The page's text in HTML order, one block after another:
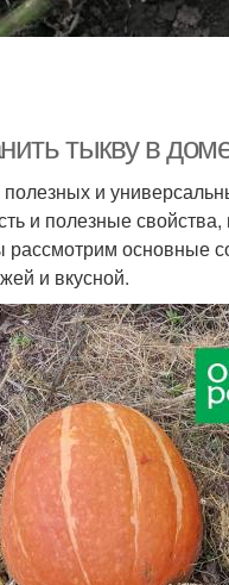
тыкву в
и
и полезные
рассмотрим основные
и вкусной.